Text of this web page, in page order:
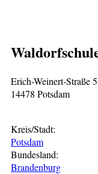
Erich-Weinert-Straße 5
14478 Potsdam
Kreis/Stadt:
Potsdam
Bundesland:
Brandenburg